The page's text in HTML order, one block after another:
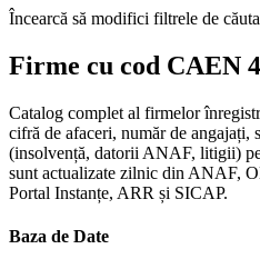
Încearcă să modifici filtrele de
Firme cu cod CAEN
Catalog complet al firmelor
cifră de afaceri, număr de angajați,
(insolvență, datorii ANAF, litigii)
sunt actualizate zilnic din ANAF,
Portal Instanțe, ARR și SICAP.
Baza de Date